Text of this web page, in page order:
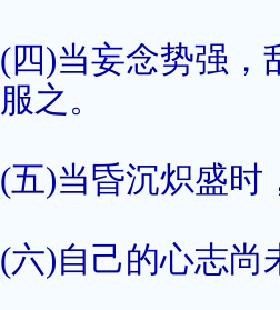
(四)当妄念势强，
服之。
(五)当昏沉炽盛时
(六)自己的心志尚